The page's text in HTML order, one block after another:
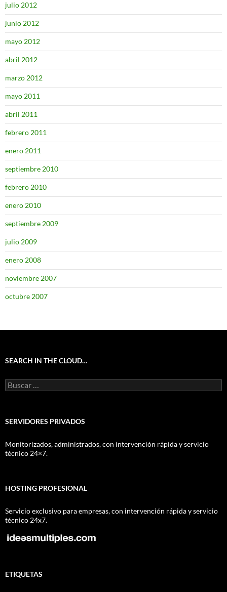
julio 2012
junio 2012
mayo 2012
abril 2012
marzo 2012
mayo 2011
abril 2011
febrero 2011
enero 2011
septiembre 2010
febrero 2010
enero 2010
septiembre 2009
julio 2009
enero 2008
noviembre 2007
octubre 2007
SEARCH IN THE CLOUD…
Buscar:
SERVIDORES PRIVADOS
Monitorizados, administrados, con intervención rápida y servicio
técnico 24×7.
HOSTING PROFESIONAL
Servicio exclusivo para empresas, con intervención rápida y servicio
técnico 24x7.
ETIQUETAS